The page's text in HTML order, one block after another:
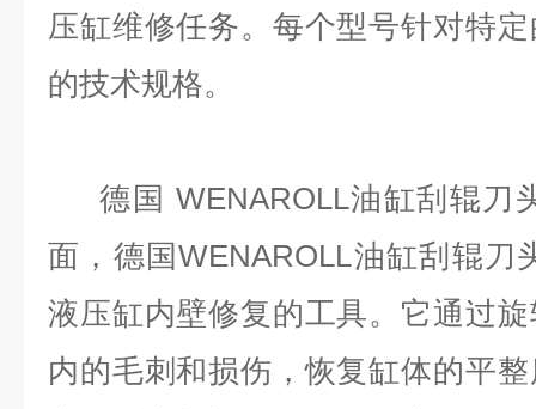
压缸维修任务。每个型号针对特
的技术规格。
德国 WENAROLL油缸刮辊刀
面，德国WENAROLL油缸刮辊刀
液压缸内壁修复的工具。它通过
内的毛刺和损伤，恢复缸体的平